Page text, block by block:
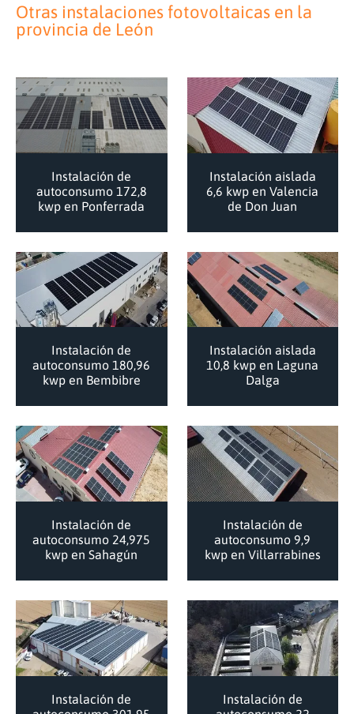
Otras instalaciones fotovoltaicas en la
provincia de León
Instalación de
autoconsumo 172,8
kwp en Ponferrada
Instalación aislada
6,6 kwp en Valencia
de Don Juan
Instalación de
autoconsumo 180,96
kwp en Bembibre
Instalación aislada
10,8 kwp en Laguna
Dalga
Instalación de
autoconsumo 24,975
kwp en Sahagún
Instalación de
autoconsumo 9,9
kwp en Villarrabines
Instalación de
Instalación de